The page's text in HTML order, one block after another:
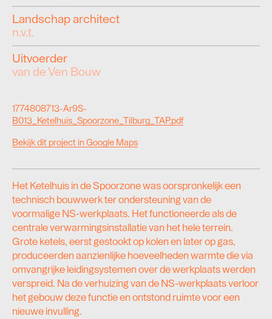
Landschap architect
n.v.t.
Uitvoerder
van de Ven Bouw
1774808713-Ar9S-
B013_Ketelhuis_Spoorzone_Tilburg_TAP.pdf
Bekijk dit project in Google Maps
Het Ketelhuis in de Spoorzone was oorspronkelijk een
technisch bouwwerk ter ondersteuning van de
voormalige NS-werkplaats. Het functioneerde als de
centrale verwarmingsinstallatie van het hele terrein.
Grote ketels, eerst gestookt op kolen en later op gas,
produceerden aanzienlijke hoeveelheden warmte die via
omvangrijke leidingsystemen over de werkplaats werden
verspreid. Na de verhuizing van de NS-werkplaats verloor
het gebouw deze functie en ontstond ruimte voor een
nieuwe invulling.